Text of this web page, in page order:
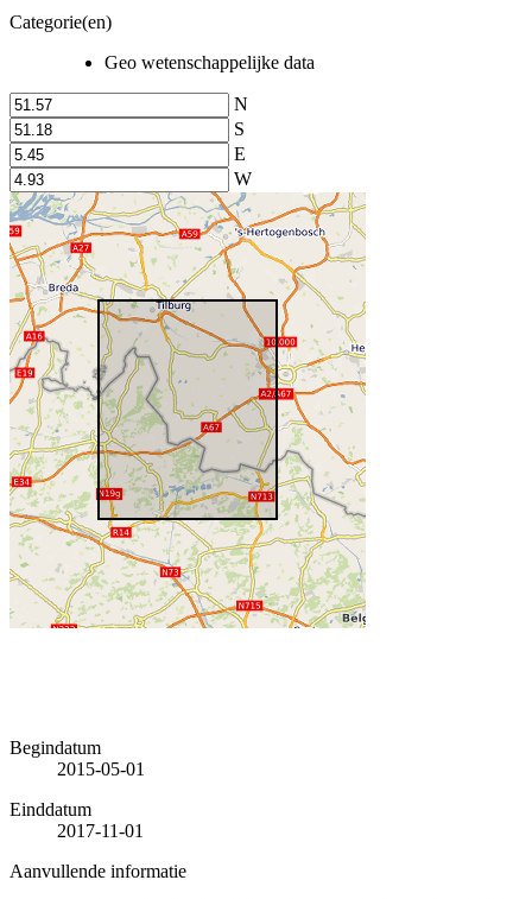
Categorie(en)
Geo wetenschappelijke data
N
S
E
W
Begindatum
2015-05-01
Einddatum
2017-11-01
Aanvullende informatie